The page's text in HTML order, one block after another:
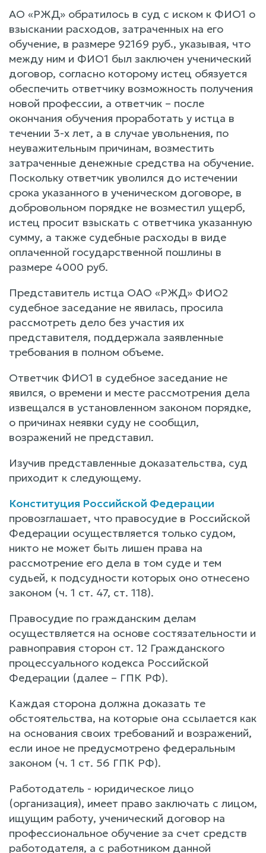
АО «РЖД» обратилось в суд с иском к ФИО1 о
взыскании расходов, затраченных на его
обучение, в размере 92169 руб., указывая, что
между ним и ФИО1 был заключен ученический
договор, согласно которому истец обязуется
обеспечить ответчику возможность получения
новой профессии, а ответчик – после
окончания обучения проработать у истца в
течении 3-х лет, а в случае увольнения, по
неуважительным причинам, возместить
затраченные денежные средства на обучение.
Поскольку ответчик уволился до истечении
срока указанного в ученическом договоре, в
добровольном порядке не возместил ущерб,
истец просит взыскать с ответчика указанную
сумму, а также судебные расходы в виде
оплаченной государственной пошлины в
размере 4000 руб.
Представитель истца ОАО «РЖД» ФИО2
судебное заседание не явилась, просила
рассмотреть дело без участия их
представителя, поддержала заявленные
требования в полном объеме.
Ответчик ФИО1 в судебное заседание не
явился, о времени и месте рассмотрения дела
извещался в установленном законом порядке,
о причинах неявки суду не сообщил,
возражений не представил.
Изучив представленные доказательства, суд
приходит к следующему.
Конституция Российской Федерации
провозглашает, что правосудие в Российской
Федерации осуществляется только судом,
никто не может быть лишен права на
рассмотрение его дела в том суде и тем
судьей, к подсудности которых оно отнесено
законом (ч. 1 ст. 47, ст. 118).
Правосудие по гражданским делам
осуществляется на основе состязательности и
равноправия сторон ст. 12 Гражданского
процессуального кодекса Российской
Федерации (далее – ГПК РФ).
Каждая сторона должна доказать те
обстоятельства, на которые она ссылается как
на основания своих требований и возражений,
если иное не предусмотрено федеральным
законом (ч. 1 ст. 56 ГПК РФ).
Работодатель - юридическое лицо
(организация), имеет право заключать с лицом,
ищущим работу, ученический договор на
профессиональное обучение за счет средств
работодателя, а с работником данной